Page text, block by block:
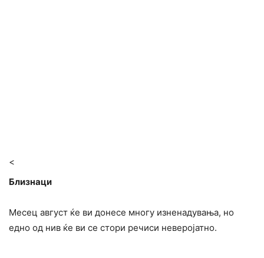
<
Близнаци
Месец август ќе ви донесе многу изненадувања, но
едно од нив ќе ви се стори речиси неверојатно.